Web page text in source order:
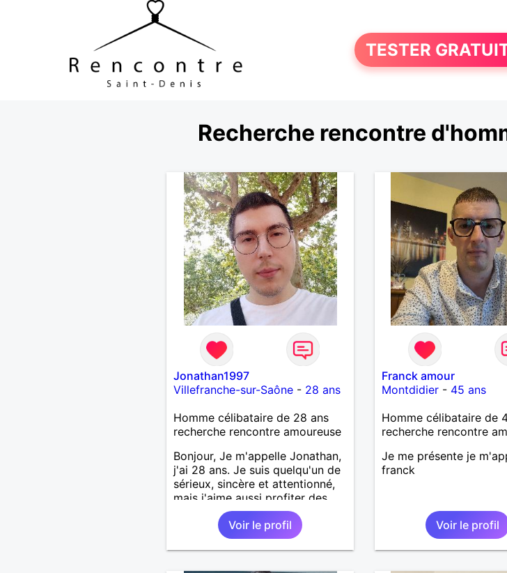
TESTER
Recherche rencontre
Jonathan1997
Villefranche-sur-Saône- 28 ans
Homme célibataire de 28 ans
recherche rencontre amoureuse
Bonjour, Je m'appelle Jonathan,
j'ai 28 ans. Je suis quelqu'un de
sérieux, sincère et attentionné,
mais j'aime aussi profiter des
bons moments de la vie avec
humour et simplicité. J'apprécie
les voyages, les découvertes,
les jeux vidéo et les moments
Voir le profil
Franck amour
Montdidier- 45 ans
Homme célibataire de
recherche rencontre
Je me présente je
franck
Voir le profil